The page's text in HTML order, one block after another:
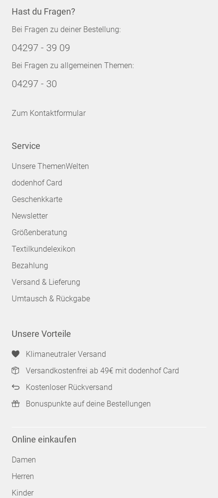
Hast du Fragen?
Bei Fragen zu deiner Bestellung:
04297 - 39 09
Bei Fragen zu allgemeinen Themen:
04297 - 30
Zum Kontaktformular
Service
Unsere ThemenWelten
dodenhof Card
Geschenkkarte
Newsletter
Größenberatung
Textilkundelexikon
Bezahlung
Versand & Lieferung
Umtausch & Rückgabe
Unsere Vorteile
Klimaneutraler Versand
Versandkostenfrei ab 49€ mit dodenhof Card
Kostenloser Rückversand
Bonuspunkte auf deine Bestellungen
Online einkaufen
Damen
Herren
Kinder